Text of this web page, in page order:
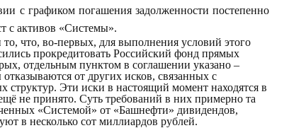
с графиком погашения задолженности постепенно
с активов «Системы».
что, во-первых, для выполнения условий этого
прокредитовать Российский фонд прямых
отдельным пунктом в соглашении указано –
от других исков, связанных с
структур. Эти иски в настоящий момент находятся в
не принято. Суть требований в них примерно та
«Системой» от «Башнефти» дивидендов,
в несколько сот миллиардов рублей.